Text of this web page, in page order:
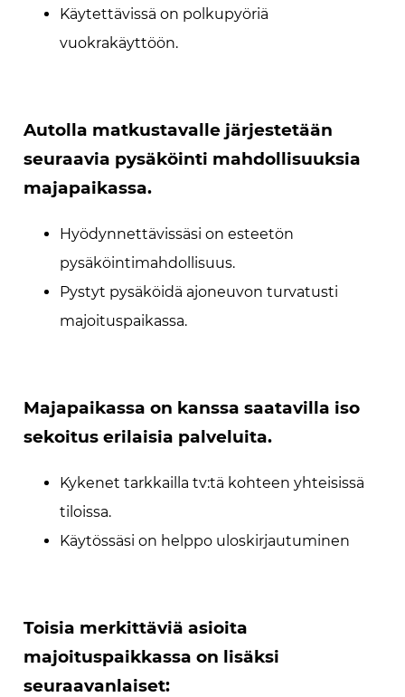
Käytettävissä on polkupyöriä
vuokrakäyttöön.
Autolla matkustavalle järjestetään
seuraavia pysäköinti mahdollisuuksia
majapaikassa.
Hyödynnettävissäsi on esteetön
pysäköintimahdollisuus.
Pystyt pysäköidä ajoneuvon turvatusti
majoituspaikassa.
Majapaikassa on kanssa saatavilla iso
sekoitus erilaisia palveluita.
Kykenet tarkkailla tv:tä kohteen yhteisissä
tiloissa.
Käytössäsi on helppo uloskirjautuminen
Toisia merkittäviä asioita
majoituspaikkassa on lisäksi
seuraavanlaiset: